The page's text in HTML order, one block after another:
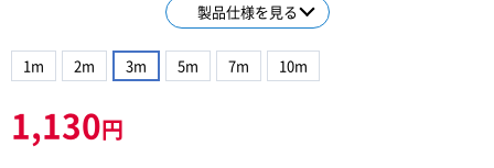
製品仕様を見る
1m 2m 3m 5m 7m 10m
1,130円